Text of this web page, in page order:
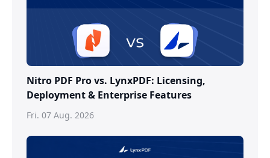
Nitro PDF Pro vs. LynxPDF: Licensing,
Deployment & Enterprise Features
Fri. 07 Aug. 2026